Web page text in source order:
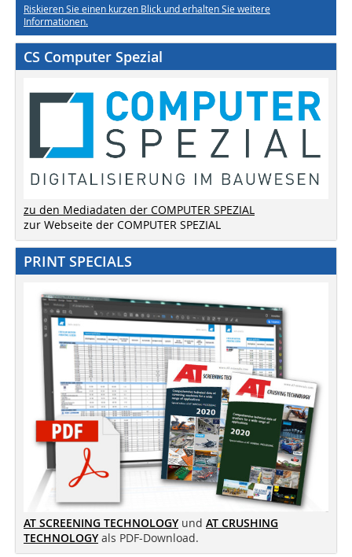
Riskieren Sie einen kurzen Blick und erhalten Sie weitere
Informationen.
CS Computer Spezial
zu den Mediadaten der COMPUTER SPEZIAL
zur Webseite der COMPUTER SPEZIAL
PRINT SPECIALS
AT SCREENING TECHNOLOGY und AT CRUSHING
TECHNOLOGY als PDF-Download.